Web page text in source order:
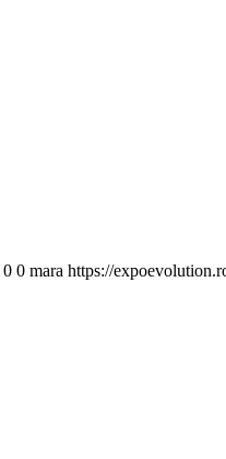
0 0 mara https://